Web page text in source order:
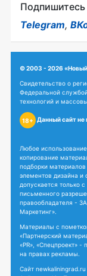
Подпишитесь
Telegram,
© 2003 - 2026
Свидетельство о
Федеральной
технологий и
18+ Данный сайт не
Любое
копирование
подборки материалов
элементов дизайна и
допускается только с
письменного
правообладателя -
Маркетинг».
Материалы с
«Партнерский
«PR», «Спецпроект» -
на правах рекламы.
Сайт newkaliningrad.ru